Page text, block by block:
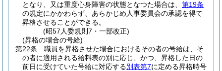
となり、又は重度心身障害の状態となつた場合は、 第19条
の規定にかかわらず、あらかじめ人事委員会の承認を得て
昇格させることができる。
(昭57人委規則7・一部改正)
(昇格の場合の号給)
第22条
職員を昇格させた場合におけるその者の号給は、そ
の者に適用される給料表の別に応じ、かつ、昇格した日の
前日に受けていた号給に対応する別表第7に定める昇格時号